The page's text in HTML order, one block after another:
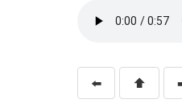
⬅️ ⬆️